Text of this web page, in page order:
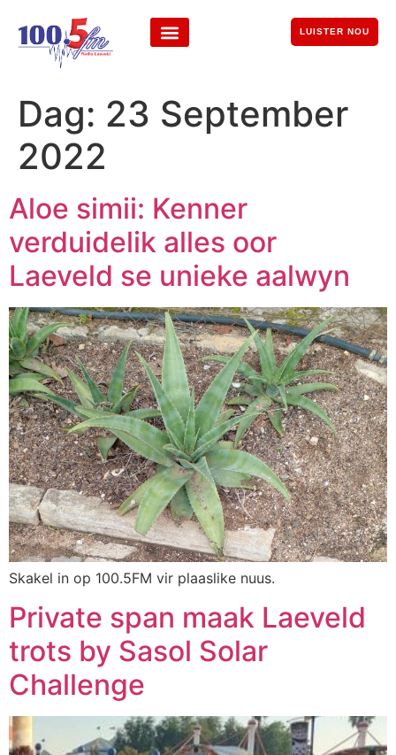
LUISTER NOU
Dag: 23 September
2022
Aloe simii: Kenner
verduidelik alles oor
Laeveld se unieke aalwyn
Skakel in op 100.5FM vir plaaslike nuus.
Private span maak Laeveld
trots by Sasol Solar
Challenge